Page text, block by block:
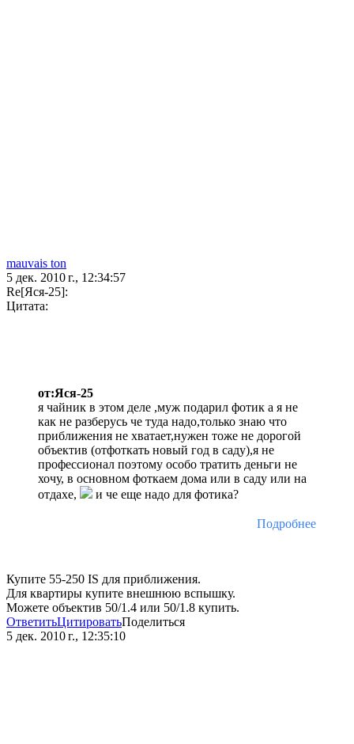
mauvais ton
5 дек. 2010 г., 12:34:57
Re[Яся-25]:
Цитата:
от:Яся-25
я чайник в этом деле ,муж подарил фотик а я не
как не разберусь че туда надо,только знаю что
приближения не хватает,нужен тоже не дорогой
объектив (отфоткать новый год в саду),я не
профессионал поэтому особо тратить деньги не
хочу, в основном фоткаем дома или в саду или на
отдахе,
и че еще надо для фотика?
Подробнее
Купите 55-250 IS для приближения.
Для квартиры купите внешнюю вспышку.
Можете объектив 50/1.4 или 50/1.8 купить.
ОтветитьЦитироватьПоделиться
5 дек. 2010 г., 12:35:10